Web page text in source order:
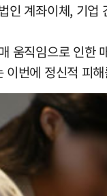
인 계좌이체, 기
움직임으로 인한
번에 정신적 피